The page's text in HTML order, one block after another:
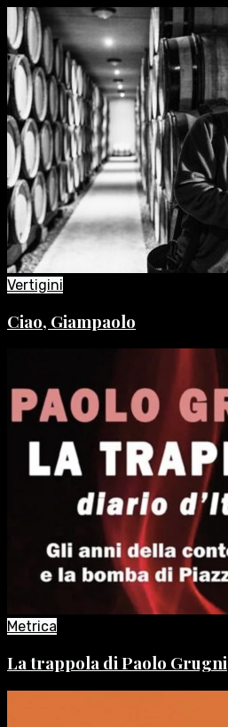
Vertigini
Ciao, Giampaolo
Metrica
La trappola di Paolo Grugni